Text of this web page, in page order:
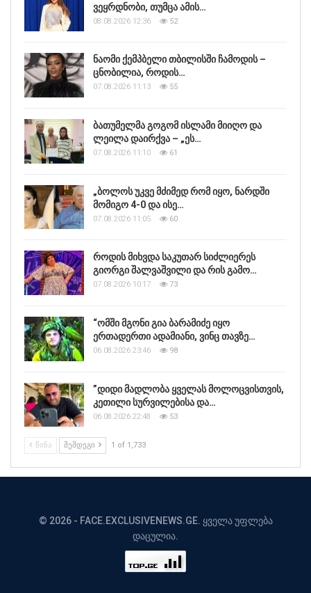
ვეყრდნობი, თუმცა ამის…
08.08.2026 12:36 52
ნაომი ქემპბელი თბილისში ჩამოდის –
ცნობილია, როდის…
07.08.2026 11:13 55
ბათუმელმა გოგომ ისლამი მიიღო და
ლეილა დაირქვა – „ეს…
07.08.2026 11:10 61
„ბოლოს უკვე მძიმედ რომ იყო, ნარდში
მომიგო 4-0 და ისე…
07.08.2026 11:05 60
როდის მიხვდა საკუთარ სიძლიერეს
გიორგი შალვაშვილი და რის გამო…
07.08.2026 10:17 73
“ომში მგონი გია ბარამიძე იყო
ერთადერთი ადამიანი, ვინც თავზე…
06.08.2026 23:46 98
”დიდი მადლობა ყველას მოლოცვისთვის,
კეთილი სურვილებისა და…
06.08.2026 22:48 53
ᲬᲘᲜᲐ ᲨᲔᲛᲓᲔᲒᲘ 1 of 1,733
© 2026 - FACE.EXCLUSIVENEWS.GE. ყველა უფლება
დაცულია.